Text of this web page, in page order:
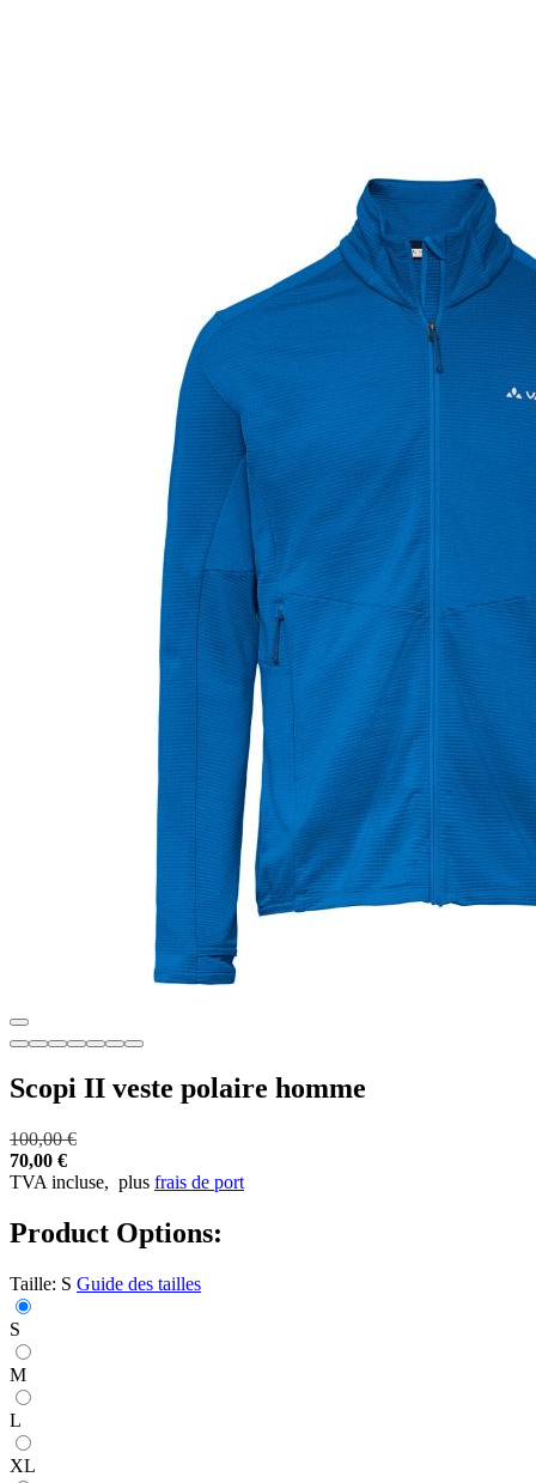
Scopi II veste polaire homme
100,00 €
70,00 €
TVA incluse, plus frais de port
Product Options:
Taille: S Guide des tailles
S
M
L
XL